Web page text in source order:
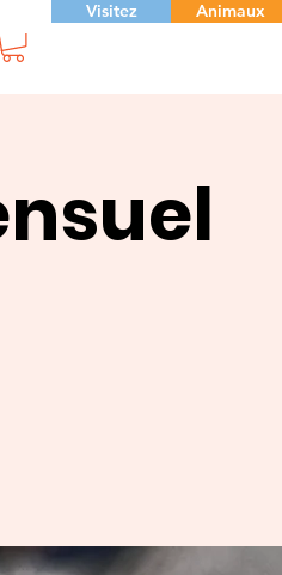
Visitez Animaux